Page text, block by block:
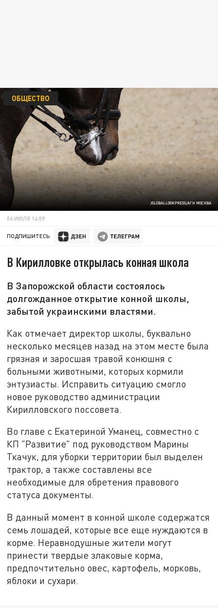
/GLOBALLOOKPRESS/АГН МОСКВА
ОБЩЕСТВО
06 ИЮЛЯ 14:09
ПОДПИШИТЕСЬ:
В Кирилловке открылась конная школа
В Запорожской области состоялось
долгожданное открытие конной школы,
забытой украинскими властями.
Как отмечает директор школы, буквально
несколько месяцев назад на этом месте была
грязная и заросшая травой конюшня с
больными животными, которых кормили
энтузиасты. Исправить ситуацию смогло
новое руководство администрации
Кирилловского поссовета.
Во главе с Екатериной Уманец, совместно с
КП "Развитие" под руководством Марины
Ткачук, для уборки территории был выделен
трактор, а также составлены все
необходимые для обретения правового
статуса документы.
В данный момент в конной школе содержатся
семь лошадей, которые все еще нуждаются в
корме. Неравнодушные жители могут
принести твердые злаковые корма,
предпочтительно овес, картофель, морковь,
яблоки и сухари.